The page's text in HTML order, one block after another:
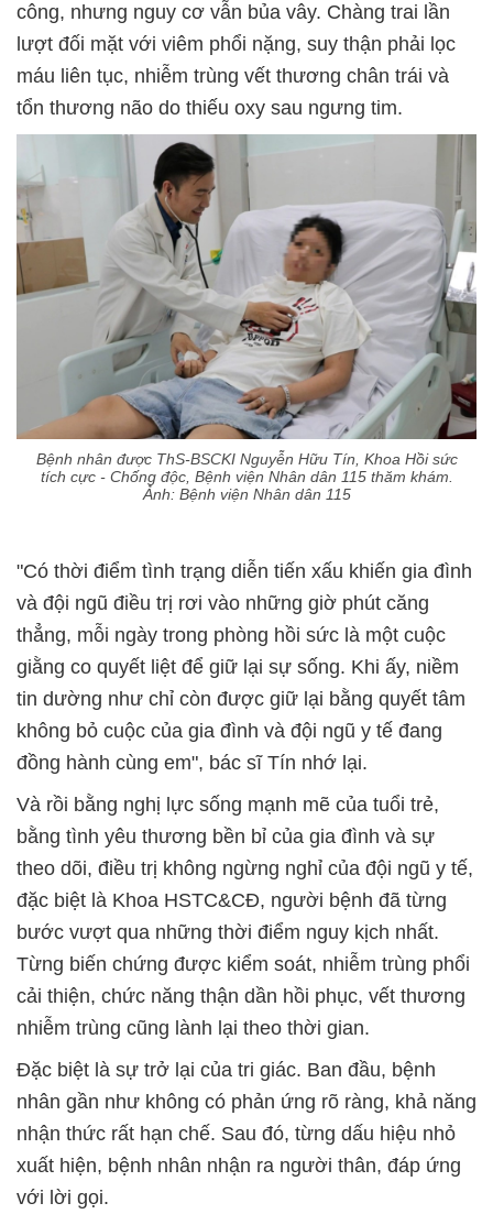
công, nhưng nguy cơ vẫn bủa vây. Chàng trai lần
lượt đối mặt với viêm phổi nặng, suy thận phải lọc
máu liên tục, nhiễm trùng vết thương chân trái và
tổn thương não do thiếu oxy sau ngưng tim.
Bệnh nhân được ThS-BSCKI Nguyễn Hữu Tín, Khoa Hồi sức
tích cực - Chống độc, Bệnh viện Nhân dân 115 thăm khám.
Ảnh: Bệnh viện Nhân dân 115
"Có thời điểm tình trạng diễn tiến xấu khiến gia đình
và đội ngũ điều trị rơi vào những giờ phút căng
thẳng, mỗi ngày trong phòng hồi sức là một cuộc
giằng co quyết liệt để giữ lại sự sống. Khi ấy, niềm
tin dường như chỉ còn được giữ lại bằng quyết tâm
không bỏ cuộc của gia đình và đội ngũ y tế đang
đồng hành cùng em", bác sĩ Tín nhớ lại.
Và rồi bằng nghị lực sống mạnh mẽ của tuổi trẻ,
bằng tình yêu thương bền bỉ của gia đình và sự
theo dõi, điều trị không ngừng nghỉ của đội ngũ y tế,
đặc biệt là Khoa HSTC&CĐ, người bệnh đã từng
bước vượt qua những thời điểm nguy kịch nhất.
Từng biến chứng được kiểm soát, nhiễm trùng phổi
cải thiện, chức năng thận dần hồi phục, vết thương
nhiễm trùng cũng lành lại theo thời gian.
Đặc biệt là sự trở lại của tri giác. Ban đầu, bệnh
nhân gần như không có phản ứng rõ ràng, khả năng
nhận thức rất hạn chế. Sau đó, từng dấu hiệu nhỏ
xuất hiện, bệnh nhân nhận ra người thân, đáp ứng
với lời gọi.